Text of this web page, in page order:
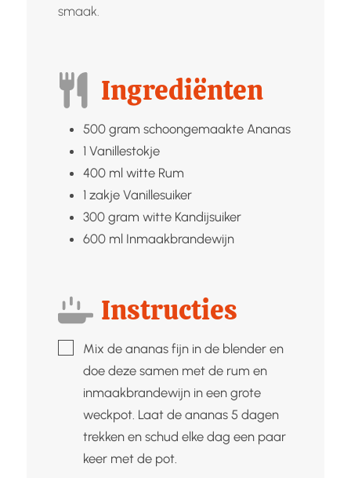
smaak.
Ingrediënten
500 gram schoongemaakte Ananas
1 Vanillestokje
400 ml witte Rum
1 zakje Vanillesuiker
300 gram witte Kandijsuiker
600 ml Inmaakbrandewijn
Instructies
▢Mix de ananas fijn in de blender en
doe deze samen met de rum en
inmaakbrandewijn in een grote
weckpot. Laat de ananas 5 dagen
trekken en schud elke dag een paar
keer met de pot.